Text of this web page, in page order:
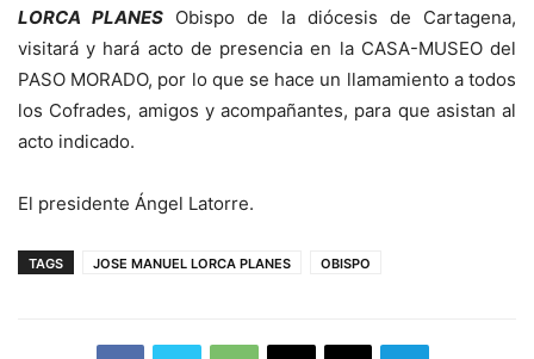
LORCA PLANES Obispo de la diócesis de Cartagena,
visitará y hará acto de presencia en la CASA-MUSEO del
PASO MORADO, por lo que se hace un llamamiento a todos
los Cofrades, amigos y acompañantes, para que asistan al
acto indicado.
El presidente Ángel Latorre.
TAGS JOSE MANUEL LORCA PLANES OBISPO